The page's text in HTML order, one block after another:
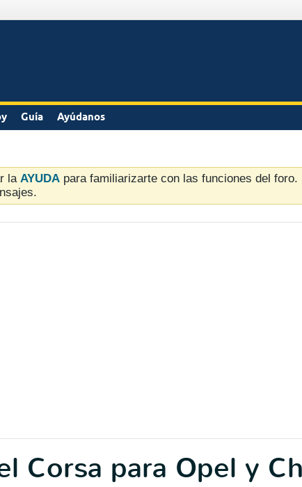
Guía Ayúdanos
la AYUDA para familiarizarte con las funciones del
Corsa para Opel y